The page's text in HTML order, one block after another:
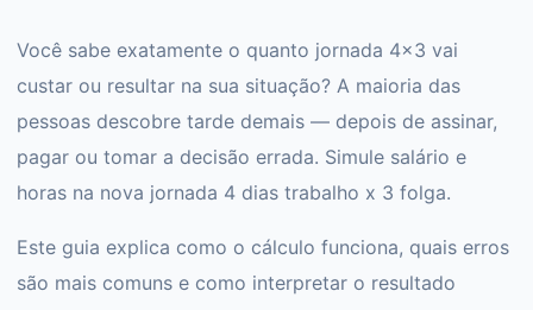
Você sabe exatamente o quanto jornada 4x3 vai
custar ou resultar na sua situação? A maioria das
pessoas descobre tarde demais — depois de assinar,
pagar ou tomar a decisão errada. Simule salário e
horas na nova jornada 4 dias trabalho x 3 folga.
Este guia explica como o cálculo funciona, quais erros
são mais comuns e como interpretar o resultado